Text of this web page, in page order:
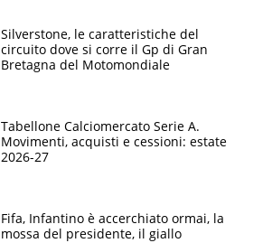
Silverstone, le caratteristiche del
circuito dove si corre il Gp di Gran
Bretagna del Motomondiale
Tabellone Calciomercato Serie A.
Movimenti, acquisti e cessioni: estate
2026-27
Fifa, Infantino è accerchiato ormai, la
mossa del presidente, il giallo